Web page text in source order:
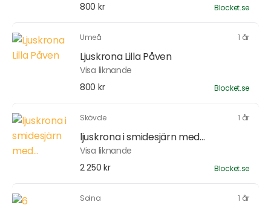
800 kr
Blocket.se
Umeå 1 år
Ljuskrona Lilla Påven
Visa liknande
800 kr
Blocket.se
Skövde 1 år
ljuskrona i smidesjärn med...
Visa liknande
2 250 kr
Blocket.se
Solna 1 år